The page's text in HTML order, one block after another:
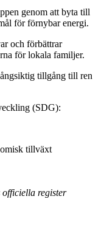
genom att byta till
för förnybar energi.
och förbättrar
för lokala familjer.
tillgång till ren
(SDG):
tillväxt
officiella register